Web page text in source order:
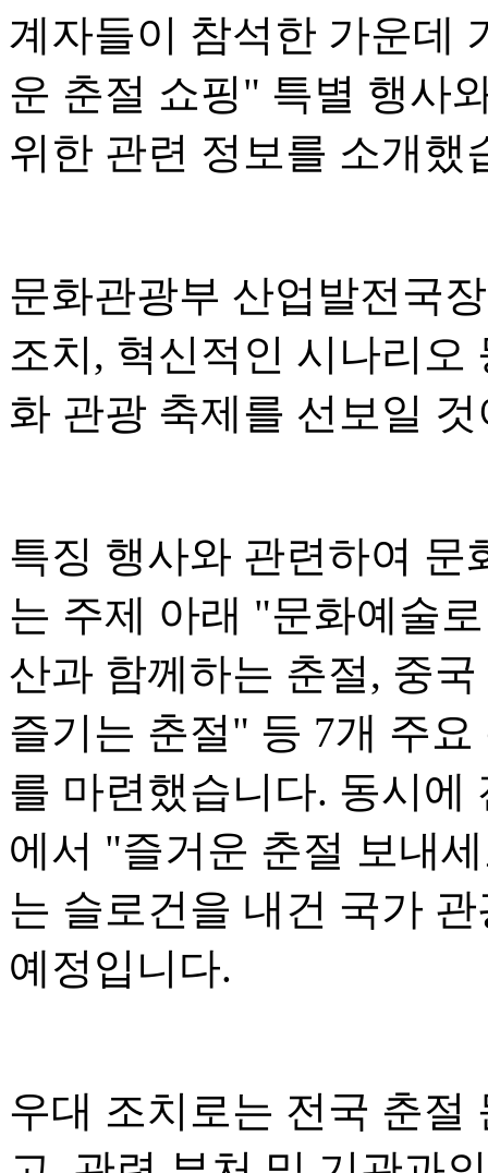
계자들이 참석한 가운데
운 춘절 쇼핑" 특별 행사
위한 관련 정보를 소개했
문화관광부 산업발전국
조치, 혁신적인 시나리오
화 관광 축제를 선보일
특징 행사와 관련하여
는 주제 아래 "문화예술
산과 함께하는 춘절, 중
즐기는 춘절" 등 7개 주
를 마련했습니다. 동시에
에서 "즐거운 춘절 보내
는 슬로건을 내건 국가
예정입니다.
우대 조치로는 전국 춘절